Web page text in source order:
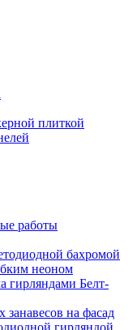
плиткой
работы
бахромой
неоном
гирляндами Белт-
на фасад
гирляндой